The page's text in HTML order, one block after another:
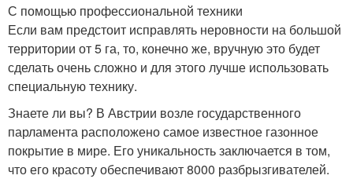
С помощью профессиональной техники
Если вам предстоит исправлять неровности на большой
территории от 5 га, то, конечно же, вручную это будет
сделать очень сложно и для этого лучше использовать
специальную технику.
Знаете ли вы? В Австрии возле государственного
парламента расположено самое известное газонное
покрытие в мире. Его уникальность заключается в том,
что его красоту обеспечивают 8000 разбрызгивателей.